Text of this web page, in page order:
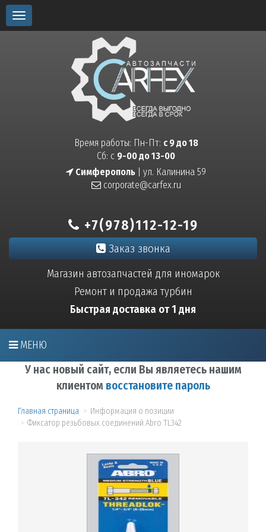
Toggle
navigation
Время работы: Пн-Пт: с 9 до 18
Сб: с 9-00 до 13-00
Симферополь | ул. Калинина 59
corporate@carfex.ru
+7(978)112-12-19
Заказ звонка
Магазин автозапчастей для иномарок
Ремонт и продажа турбин
Быстрая доставка от 1 дня
МЕНЮ
У нас новый сайт, если Вы являетесь нашим
клиентом восстановите пароль
Главная страница
Информация о позиции
Фиксатор резьбовых соединений Abro TL342